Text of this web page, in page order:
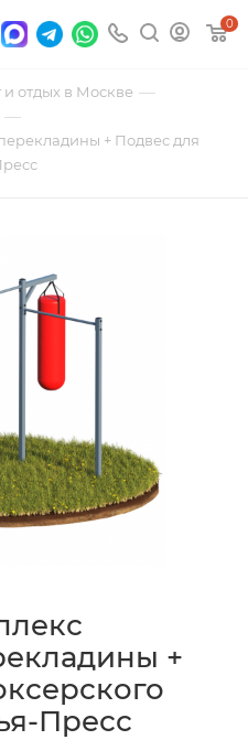
0
и отдых в Москве —
—
+ Подвес для
+
Пресс